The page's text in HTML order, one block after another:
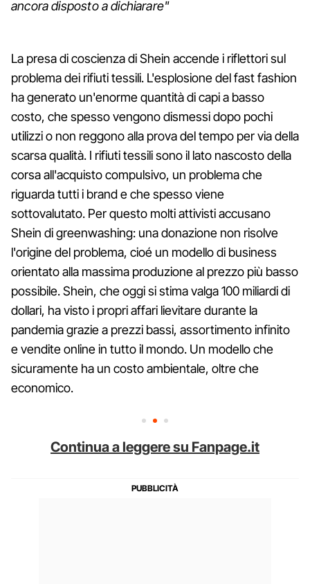
ancora disposto a dichiarare"
La presa di coscienza di Shein accende i riflettori sul
problema dei rifiuti tessili. L'esplosione del fast fashion
ha generato un'enorme quantità di capi a basso
costo, che spesso vengono dismessi dopo pochi
utilizzi o non reggono alla prova del tempo per via della
scarsa qualità. I rifiuti tessili sono il lato nascosto della
corsa all'acquisto compulsivo, un problema che
riguarda tutti i brand e che spesso viene
sottovalutato. Per questo molti attivisti accusano
Shein di greenwashing: una donazione non risolve
l'origine del problema, cioé un modello di business
orientato alla massima produzione al prezzo più basso
possibile. Shein, che oggi si stima valga 100 miliardi di
dollari, ha visto i propri affari lievitare durante la
pandemia grazie a prezzi bassi, assortimento infinito
e vendite online in tutto il mondo. Un modello che
sicuramente ha un costo ambientale, oltre che
economico.
Continua a leggere su Fanpage.it